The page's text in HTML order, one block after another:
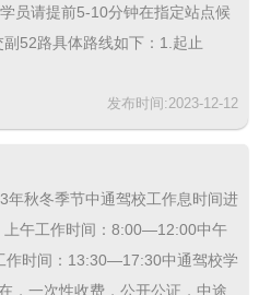
员请提前5-10分钟在指定站点候
52路具体路线如下：1.起止
发布时间:2023-12-12
年秋冬季节中通驾校工作息时间进
上午工作时间：8:00—12:00中午
时间：13:30—17:30中通驾校学
，一次性收费，公开公证，中途